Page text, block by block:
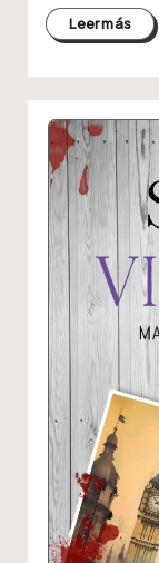
Leer más